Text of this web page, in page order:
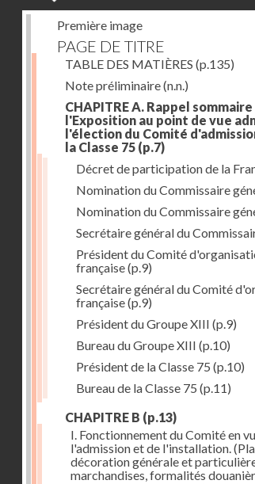
Première image
PAGE DE TITRE
TABLE DES MATIÈRES (p.135)
Note préliminaire(n.n.)
CHAPITRE A. Rappel
l'Exposition au point de vue
l'élection du Comité
la Classe 75 (p.7)
Décret de participation de la
Nomination du Commissaire
Nomination du Commissaire
Secrétaire général du
Président du Comité
française(p.9)
Secrétaire général du Comité
française(p.9)
Président du Groupe XIII (p.9)
Bureau du Groupe XIII (p.10)
Président de la Classe 75 (p.10)
Bureau de la Classe 75 (p.11)
CHAPITRE B (p.13)
I. Fonctionnement du Comité en
l'admission et de l'installation.
décoration générale et
marchandises, formalités